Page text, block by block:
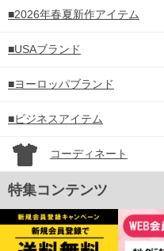
■2026年春夏新作アイテム
■USAブランド
■ヨーロッパブランド
■ビジネスアイテム
コーディネート
特集コンテンツ